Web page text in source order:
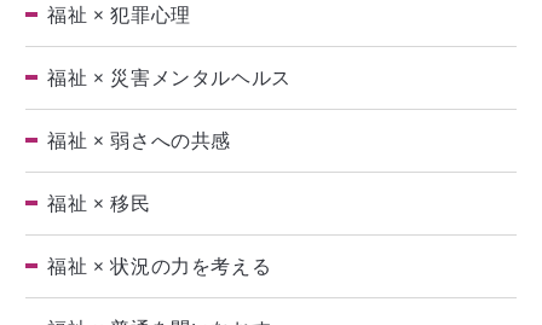
福祉 × 犯罪心理
福祉 × 災害メンタルヘルス
福祉 × 弱さへの共感
福祉 × 移民
福祉 × 状況の力を考える